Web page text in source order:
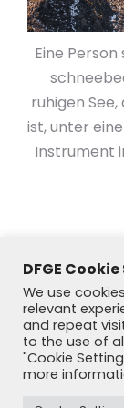
Eine
ruhigen
ist, unter
Instrument
DFGE
We use
relevant
and repeat
to the use of
"Cookie
more